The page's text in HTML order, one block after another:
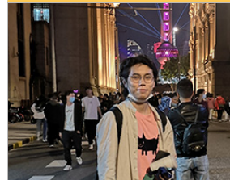
校收割机”具备了哪些优秀的品
别邀请了一些同学来分享他们的
享嘉宾是来自密西根学院机械
宇同同学。...